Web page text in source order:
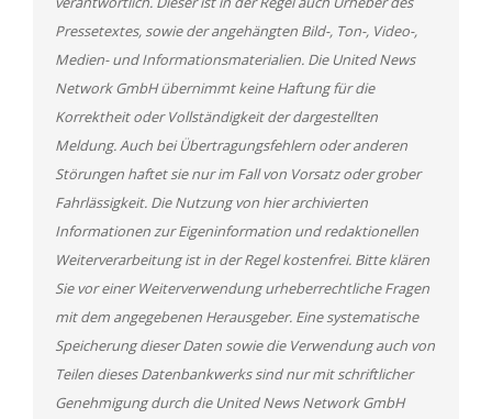
Pressetextes, sowie der angehängten Bild-, Ton-, Video-,
Medien- und Informationsmaterialien. Die United News
Network GmbH übernimmt keine Haftung für die
Korrektheit oder Vollständigkeit der dargestellten
Meldung. Auch bei Übertragungsfehlern oder anderen
Störungen haftet sie nur im Fall von Vorsatz oder grober
Fahrlässigkeit. Die Nutzung von hier archivierten
Informationen zur Eigeninformation und redaktionellen
Weiterverarbeitung ist in der Regel kostenfrei. Bitte klären
Sie vor einer Weiterverwendung urheberrechtliche Fragen
mit dem angegebenen Herausgeber. Eine systematische
Speicherung dieser Daten sowie die Verwendung auch von
Teilen dieses Datenbankwerks sind nur mit schriftlicher
Genehmigung durch die United News Network GmbH